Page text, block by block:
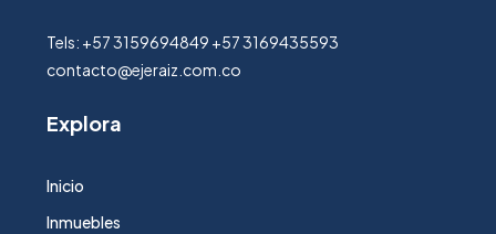
Tels: +57 3159694849 +57 3169435593
contacto@ejeraiz.com.co
Explora
Inicio
Inmuebles